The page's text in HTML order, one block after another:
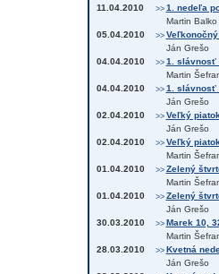
11.04.2010 >> 1. nedeľa
Martin Balko
05.04.2010
>>
Ján Grešo
04.04.2010
>> 1. slávnosť
Martin
04.04.2010
>> 1. slávnosť
Ján Grešo
02.04.2010
>> Veľký
Ján Grešo
02.04.2010
>> Veľký
Martin
01.04.2010
>> Zelený
Martin
01.04.2010
>> Zelený
Ján Grešo
30.03.2010
>> Marek 10,
Martin
28.03.2010
>> Kvetná
Ján Grešo